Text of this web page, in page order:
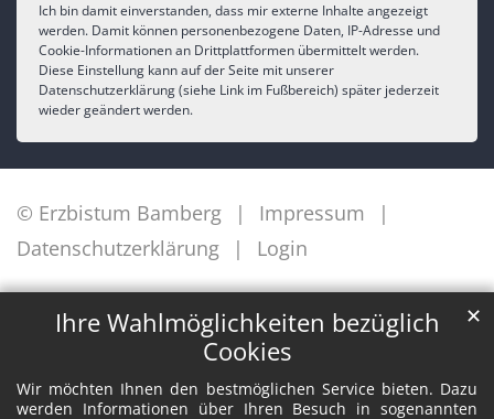
Ihre Wahlmöglichkeiten bezüglich
Cookies
Wir möchten Ihnen den bestmöglichen Service bieten. Dazu
werden Informationen über Ihren Besuch in sogenannten
✕
Ich bin damit einverstanden, dass mir externe Inhalte angezeigt
werden. Damit können personenbezogene Daten, IP-Adresse und
Cookie-Informationen an Drittplattformen übermittelt werden.
Diese Einstellung kann auf der Seite mit unserer
Datenschutzerklärung (siehe Link im Fußbereich) später jederzeit
wieder geändert werden.
© Erzbistum Bamberg
Impressum
Datenschutzerklärung
Login